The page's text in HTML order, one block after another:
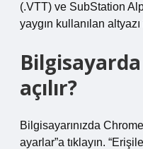
(.VTT) ve SubStation
yaygın kullanılan
Bilgisayarda
açılır?
Bilgisayarınızda
ayarlar”a tıklayın.